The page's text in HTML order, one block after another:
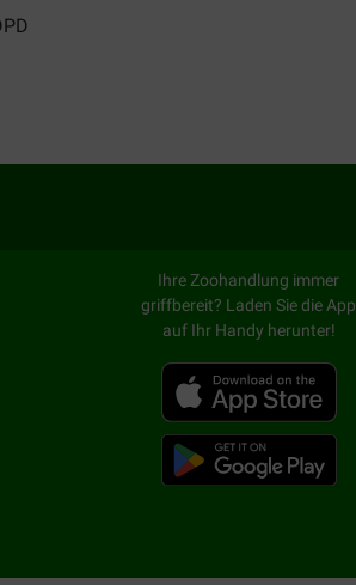
Preis –
de bezorging was de verpakking van 1 van de
Ihre Zoohandlung immer
griffbereit? Laden Sie die App
auf Ihr Handy herunter!